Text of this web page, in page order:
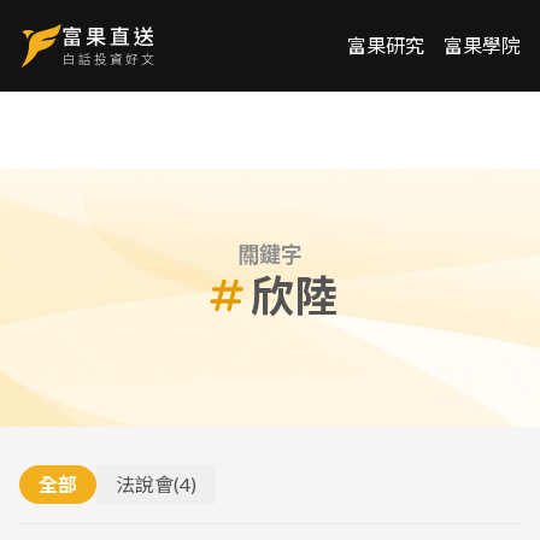
富果研究 富果學院
關鍵字
欣陸
全部 法說會(4)